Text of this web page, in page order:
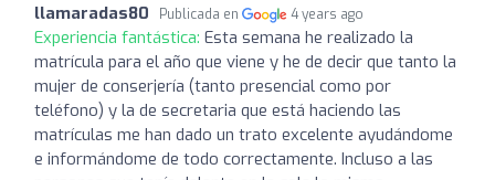
llamaradas80 Publicada en 4 years ago
Experiencia fantástica: Esta semana he realizado la
matrícula para el año que viene y he de decir que tanto la
mujer de conserjería (tanto presencial como por
teléfono) y la de secretaria que está haciendo las
matrículas me han dado un trato excelente ayudándome
e informándome de todo correctamente. Incluso a las